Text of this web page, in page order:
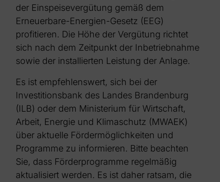
der Einspeisevergütung gemäß dem
Erneuerbare-Energien-Gesetz (EEG)
profitieren. Die Höhe der Vergütung richtet
sich nach dem Zeitpunkt der Inbetriebnahme
sowie der installierten Leistung der Anlage.
Es ist empfehlenswert, sich bei der
Investitionsbank des Landes Brandenburg
(ILB) oder dem Ministerium für Wirtschaft,
Arbeit, Energie und Klimaschutz (MWAEK)
über aktuelle Fördermöglichkeiten und
Programme zu informieren. Bitte beachten
Sie, dass Förderprogramme regelmäßig
aktualisiert werden. Es ist daher ratsam, die